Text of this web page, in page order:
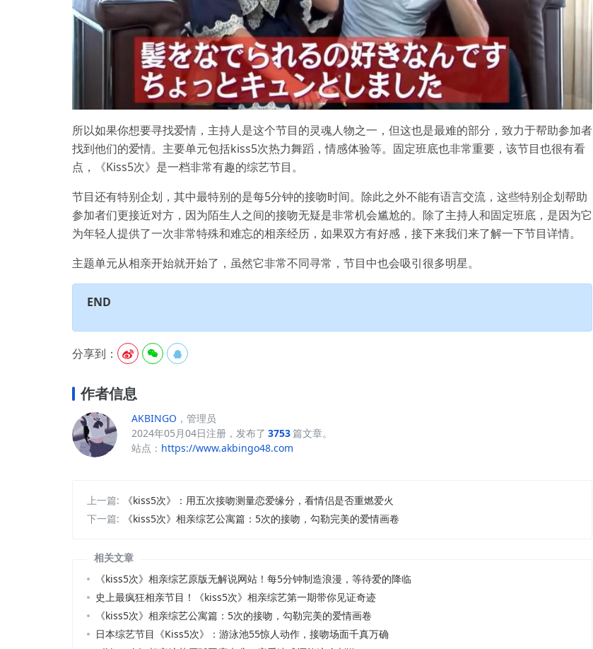
所以如果你想要寻找爱情，主持人是这个节目的灵魂人物之一，但这也是最难的部分，致力于帮助参加者
找到他们的爱情。主要单元包括kiss5次热力舞蹈，情感体验等。固定班底也非常重要，该节目也很有看
点，《Kiss5次》是一档非常有趣的综艺节目。
节目还有特别企划，其中最特别的是每5分钟的接吻时间。除此之外不能有语言交流，这些特别企划帮助
参加者们更接近对方，因为陌生人之间的接吻无疑是非常机会尴尬的。除了主持人和固定班底，是因为它
为年轻人提供了一次非常特殊和难忘的相亲经历，如果双方有好感，接下来我们来了解一下节目详情。
主题单元从相亲开始就开始了，虽然它非常不同寻常，节目中也会吸引很多明星。
END
分享到：   
作者信息
AKBINGO ，管理员
2024年05月04日注册，发布了 3753篇文章。
站点： https://www.akbingo48.com
上一篇:
《kiss5次》：用五次接吻测量恋爱缘分，看情侣是否重燃爱火
下一篇:
《kiss5次》相亲综艺公寓篇：5次的接吻，勾勒完美的爱情画卷
相关文章
《kiss5次》相亲综艺原版无解说网站！每5分钟制造浪漫，等待爱的降临
史上最疯狂相亲节目！《kiss5次》相亲综艺第一期带你见证奇迹
《kiss5次》相亲综艺公寓篇：5次的接吻，勾勒完美的爱情画卷
日本综艺节目《Kiss5次》：游泳池55惊人动作，接吻场面千真万确